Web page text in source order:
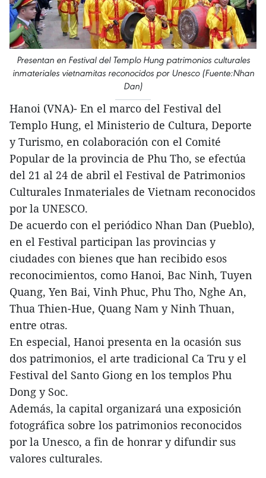
Presentan en Festival del Templo Hung patrimonios culturales
inmateriales vietnamitas reconocidos por Unesco (Fuente:Nhan
Dan)
Hanoi (VNA)- En el marco del Festival del
Templo Hung, el Ministerio de Cultura, Deporte
y Turismo, en colaboración con el Comité
Popular de la provincia de Phu Tho, se efectúa
del 21 al 24 de abril el Festival de Patrimonios
Culturales Inmateriales de Vietnam reconocidos
por la UNESCO.
De acuerdo con el periódico Nhan Dan (Pueblo),
en el Festival participan las provincias y
ciudades con bienes que han recibido esos
reconocimientos, como Hanoi, Bac Ninh, Tuyen
Quang, Yen Bai, Vinh Phuc, Phu Tho, Nghe An,
Thua Thien-Hue, Quang Nam y Ninh Thuan,
entre otras.
En especial, Hanoi presenta en la ocasión sus
dos patrimonios, el arte tradicional Ca Tru y el
Festival del Santo Giong en los templos Phu
Dong y Soc.
Además, la capital organizará una exposición
fotográfica sobre los patrimonios reconocidos
por la Unesco, a fin de honrar y difundir sus
valores culturales.